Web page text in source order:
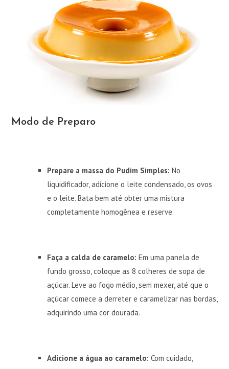
Modo de Preparo
Prepare a massa do Pudim Simples: No
liquidificador, adicione o leite condensado, os ovos
e o leite. Bata bem até obter uma mistura
completamente homogênea e reserve.
Faça a calda de caramelo: Em uma panela de
fundo grosso, coloque as 8 colheres de sopa de
açúcar. Leve ao fogo médio, sem mexer, até que o
açúcar comece a derreter e caramelizar nas bordas,
adquirindo uma cor dourada.
Adicione a água ao caramelo: Com cuidado,